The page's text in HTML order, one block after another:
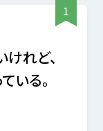
れど、
いる。